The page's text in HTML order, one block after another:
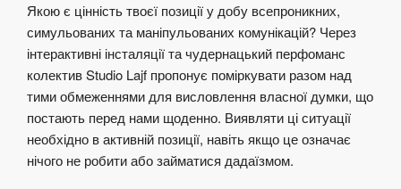
Якою є цінність твоєї позиції у добу всепроникних,
симульованих та маніпульованих комунікацій? Через
інтерактивні інсталяції та чудернацький перфоманс
колектив Studio Lajf пропонує поміркувати разом над
тими обмеженнями для висловлення власної думки, що
постають перед нами щоденно. Виявляти ці ситуації
необхідно в активній позиції, навіть якщо це означає
нічого не робити або займатися дадаїзмом.